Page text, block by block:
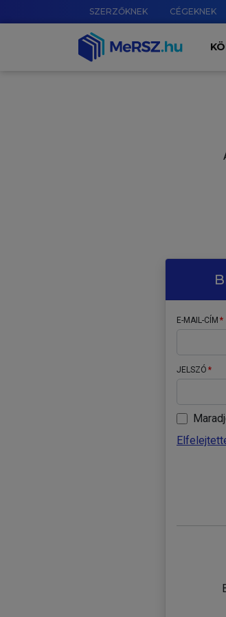
SZERZŐKNEK CÉGEKNEK
E-MAIL-CÍM
JELSZÓ